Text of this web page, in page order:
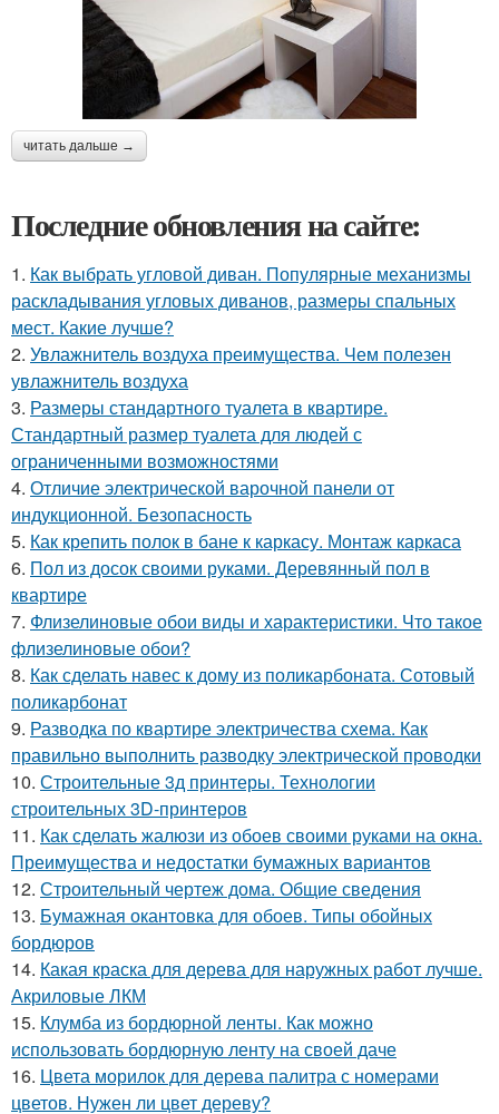
читать дальше →
Последние обновления на сайте:
1. Как выбрать угловой диван. Популярные механизмы
раскладывания угловых диванов, размеры спальных
мест. Какие лучше?
2. Увлажнитель воздуха преимущества. Чем полезен
увлажнитель воздуха
3. Размеры стандартного туалета в квартире.
Стандартный размер туалета для людей с
ограниченными возможностями
4. Отличие электрической варочной панели от
индукционной. Безопасность
5. Как крепить полок в бане к каркасу. Монтаж каркаса
6. Пол из досок своими руками. Деревянный пол в
квартире
7. Флизелиновые обои виды и характеристики. Что такое
флизелиновые обои?
8. Как сделать навес к дому из поликарбоната. Сотовый
поликарбонат
9. Разводка по квартире электричества схема. Как
правильно выполнить разводку электрической проводки
10. Строительные 3д принтеры. Технологии
строительных 3D-принтеров
11. Как сделать жалюзи из обоев своими руками на окна.
Преимущества и недостатки бумажных вариантов
12. Строительный чертеж дома. Общие сведения
13. Бумажная окантовка для обоев. Типы обойных
бордюров
14. Какая краска для дерева для наружных работ лучше.
Акриловые ЛКМ
15. Клумба из бордюрной ленты. Как можно
использовать бордюрную ленту на своей даче
16. Цвета морилок для дерева палитра с номерами
цветов. Нужен ли цвет дереву?